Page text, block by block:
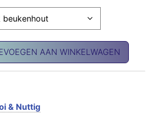
AAN WINKELWAGEN
& Nuttig